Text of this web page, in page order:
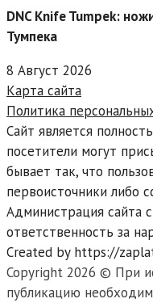
DNC Knife Tumpek:
Тумпека
8 Август 2026
Карта сайта
Политика
Сайт является
посетители могут
бывает так, что
первоисточники либо
Администрация сайта
ответственность за
Created by https://
Copyright 2026 © При
публикацию